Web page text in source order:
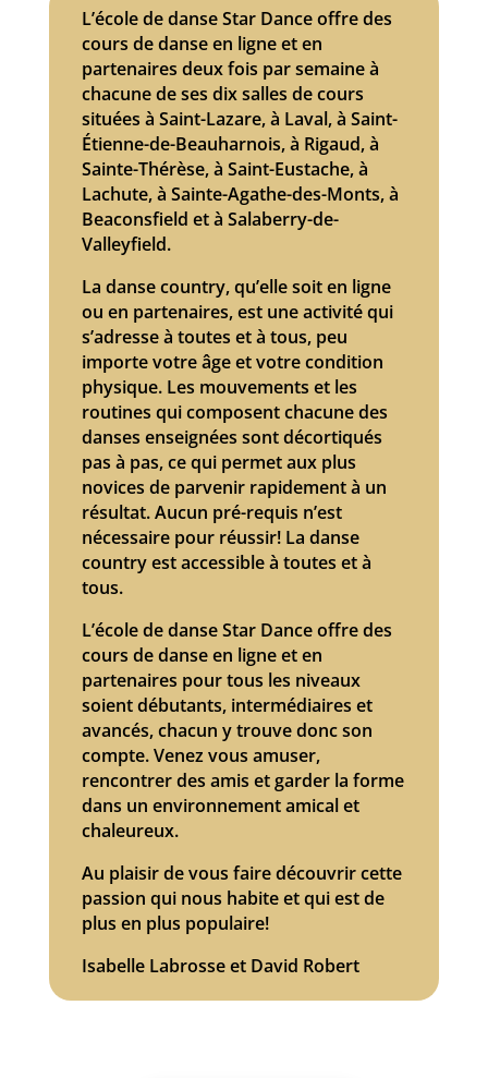
L’école de danse Star Dance offre des
cours de danse en ligne et en
partenaires deux fois par semaine à
chacune de ses dix salles de cours
situées à Saint-Lazare, à Laval, à Saint-
Étienne-de-Beauharnois, à Rigaud, à
Sainte-Thérèse, à Saint-Eustache, à
Lachute, à Sainte-Agathe-des-Monts, à
Beaconsfield et à Salaberry-de-
Valleyfield.
La danse country, qu’elle soit en ligne
ou en partenaires, est une activité qui
s’adresse à toutes et à tous, peu
importe votre âge et votre condition
physique. Les mouvements et les
routines qui composent chacune des
danses enseignées sont décortiqués
pas à pas, ce qui permet aux plus
novices de parvenir rapidement à un
résultat. Aucun pré-requis n’est
nécessaire pour réussir! La danse
country est accessible à toutes et à
tous.
L’école de danse Star Dance offre des
cours de danse en ligne et en
partenaires pour tous les niveaux
soient débutants, intermédiaires et
avancés, chacun y trouve donc son
compte. Venez vous amuser,
rencontrer des amis et garder la forme
dans un environnement amical et
chaleureux.
Au plaisir de vous faire découvrir cette
passion qui nous habite et qui est de
plus en plus populaire!
Isabelle Labrosse et David Robert